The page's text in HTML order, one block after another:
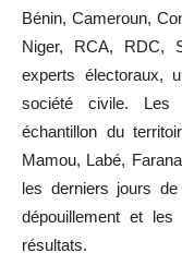
Bénin, Cameroun,
Niger, RCA, RDC,
experts électoraux,
société civile. Les
échantillon du
Mamou, Labé,
les derniers jours
dépouillement et
résultats.